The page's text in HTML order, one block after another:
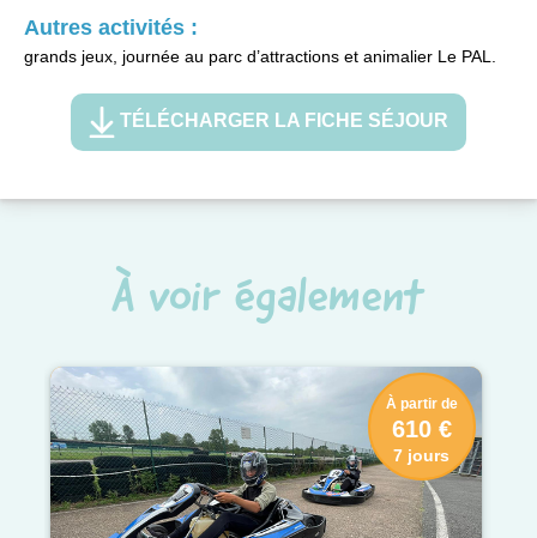
Autres activités :
grands jeux, journée au parc d’attractions et animalier Le PAL.
TÉLÉCHARGER LA FICHE SÉJOUR
À voir également
À partir de
610 €
7 jours